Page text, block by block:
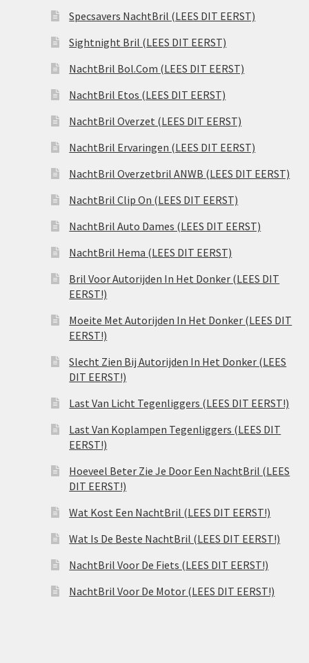
Specsavers NachtBril (LEES DIT EERST)
Sightnight Bril (LEES DIT EERST)
NachtBril Bol.Com (LEES DIT EERST)
NachtBril Etos (LEES DIT EERST)
NachtBril Overzet (LEES DIT EERST)
NachtBril Ervaringen (LEES DIT EERST)
NachtBril Overzetbril ANWB (LEES DIT EERST)
NachtBril Clip On (LEES DIT EERST)
NachtBril Auto Dames (LEES DIT EERST)
NachtBril Hema (LEES DIT EERST)
Bril Voor Autorijden In Het Donker (LEES DIT
EERST!)
Moeite Met Autorijden In Het Donker (LEES DIT
EERST!)
Slecht Zien Bij Autorijden In Het Donker (LEES
DIT EERST!)
Last Van Licht Tegenliggers (LEES DIT EERST!)
Last Van Koplampen Tegenliggers (LEES DIT
EERST!)
Hoeveel Beter Zie Je Door Een NachtBril (LEES
DIT EERST!)
Wat Kost Een NachtBril (LEES DIT EERST!)
Wat Is De Beste NachtBril (LEES DIT EERST!)
NachtBril Voor De Fiets (LEES DIT EERST!)
NachtBril Voor De Motor (LEES DIT EERST!)